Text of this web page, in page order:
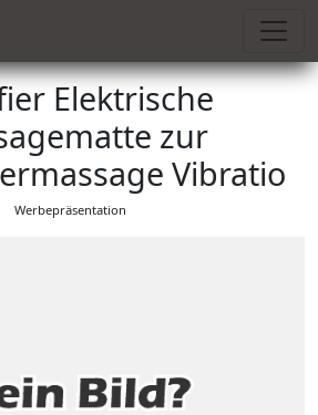
Elektrische
zur
Vibratio
Werbepräsentation